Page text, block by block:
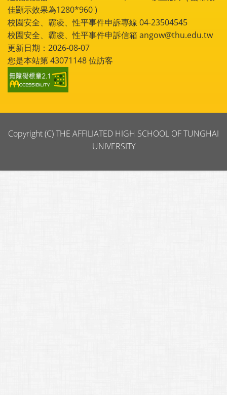
佳顯示效果為1280*960 )
校園安全、霸凌、性平事件申訴專線 04-23504545
校園安全、霸凌、性平事件申訴信箱 angow@thu.edu.tw
更新日期：2026-08-07
您是本站第43071148位訪客
Copyright (C) THE AFFILIATED HIGH SCHOOL OF TUNGHAI
UNIVERSITY